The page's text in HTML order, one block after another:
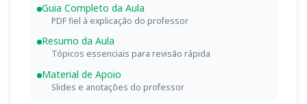
Guia Completo da Aula
PDF fiel à explicação do professor
Resumo da Aula
Tópicos essenciais para revisão rápida
Material de Apoio
Slides e anotações do professor